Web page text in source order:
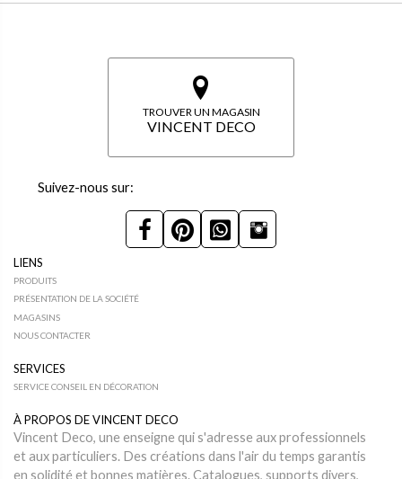
TROUVER UN MAGASIN
VINCENT DECO
Suivez-nous sur:
LIENS
PRODUITS
PRÉSENTATION DE LA SOCIÉTÉ
MAGASINS
NOUS CONTACTER
SERVICES
SERVICE CONSEIL EN DÉCORATION
À PROPOS DE VINCENT DECO
Vincent Deco, une enseigne qui s'adresse aux professionnels
et aux particuliers. Des créations dans l'air du temps garantis
en solidité et bonnes matières. Catalogues, supports divers,